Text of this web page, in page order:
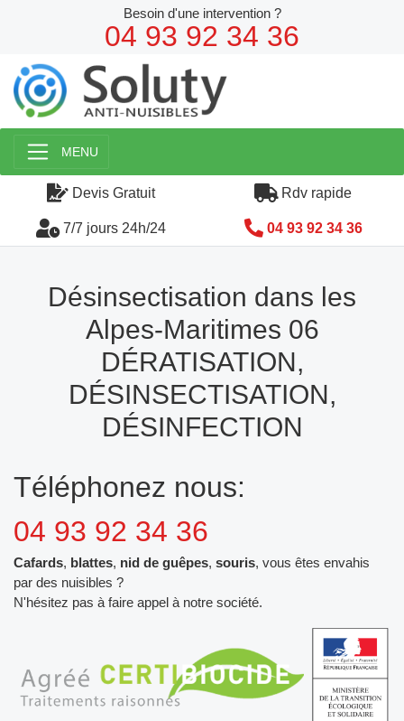
MENU
Devis Gratuit Rdv rapide
7/7 jours 24h/24 04 93 92 34 36
Désinsectisation dans les
Alpes-Maritimes 06
DÉRATISATION,
DÉSINSECTISATION,
DÉSINFECTION
Téléphonez nous:
04 93 92 34 36
Cafards, blattes, nid de guêpes, souris, vous êtes envahis
par des nuisibles ?
N'hésitez pas à faire appel à notre société.
Besoin d'une intervention ?
04 93 92 34 36